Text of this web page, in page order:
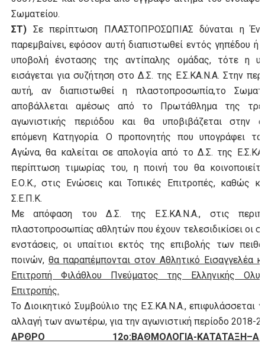
Σωματείου.
ΣΤ)Σε περίπτωση ΠΛΑΣΤΟΠΡΟΣΩΠΙΑΣ δύναται η
παρεμβαίνει, εφόσον αυτή διαπιστωθεί εντός γηπέδου ή
υποβολή ένστασης της αντίπαλης ομάδας, τότε η
εισάγεται για συζήτηση στο Δ.Σ. της Ε.Σ.ΚΑ.Ν.Α. Στην
αυτή, αν διαπιστωθεί η πλαστοπροσωπία,το
αποβάλλεται αμέσως από το Πρωτάθλημα της
αγωνιστικής περιόδου και θα υποβιβάζεται στην
επόμενη Κατηγορία. Ο προπονητής που υπογράφει
Αγώνα, θα καλείται σε απολογία από το Δ.Σ. της
περίπτωση τιμωρίας του, η ποινή του θα
Ε.Ο.Κ., στις Ενώσεις και Τοπικές Επιτροπές, καθώς
Σ.Ε.Π.Κ.
Με απόφαση του Δ.Σ. της Ε.Σ.ΚΑ.Ν.Α., στις
πλαστοπροσωπίας αθλητών που έχουν τελεσιδικίσει οι
ενστάσεις, οι υπαίτιοι εκτός της επιβολής των
ποινών, θα παραπέμπονται στον Αθλητικό Εισαγγελέα
Επιτροπή Φιλάθλου Πνεύματος της Ελληνικής
Επιτροπής.
Το Διοικητικό Συμβούλιο της Ε.Σ.ΚΑ.Ν.Α., επιφυλάσσεται
αλλαγή των ανωτέρω, για την αγωνιστική περίοδο 2018-
ΑΡΘΡΟ 12ο:ΒΑΘΜΟΛΟΓΙΑ-